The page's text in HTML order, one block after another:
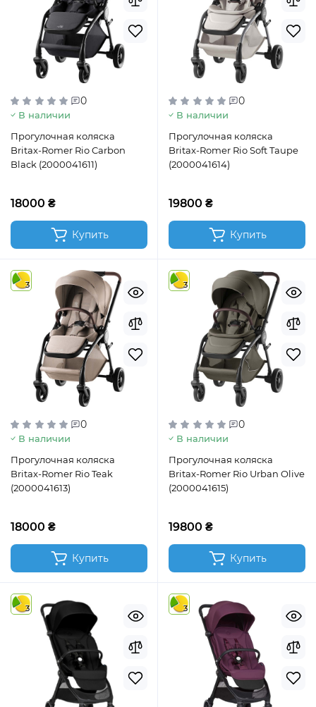
0
В наличии
Прогулочная коляска
Britax-Romer Rio Carbon
Black (2000041611)
18000 ₴
Купить
0
В наличии
Прогулочная коляска
Britax-Romer Rio Soft Taupe
(2000041614)
19800 ₴
Купить
3
0
В наличии
Прогулочная коляска
Britax-Romer Rio Teak
(2000041613)
18000 ₴
Купить
3
0
В наличии
Прогулочная коляска
Britax-Romer Rio Urban Olive
(2000041615)
19800 ₴
Купить
3 3